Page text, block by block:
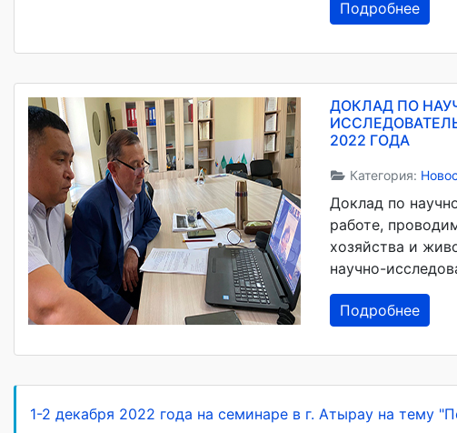
Подробнее
ДОКЛАД ПО
2022 ГОДА
Категория:
Доклад по
работе,
хозяйства и
научно-
Подробнее
1-2 декабря 2022 года на семинаре в г. Атырау на тему